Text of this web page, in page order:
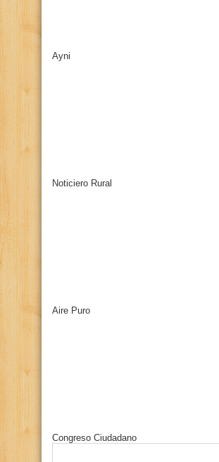
Ayni
Noticiero Rural
Aire Puro
Congreso Ciudadano